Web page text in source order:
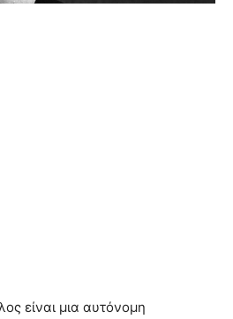
είναι μια αυτόνομη